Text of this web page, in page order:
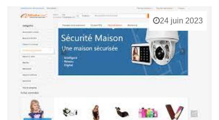
24 juin 2023